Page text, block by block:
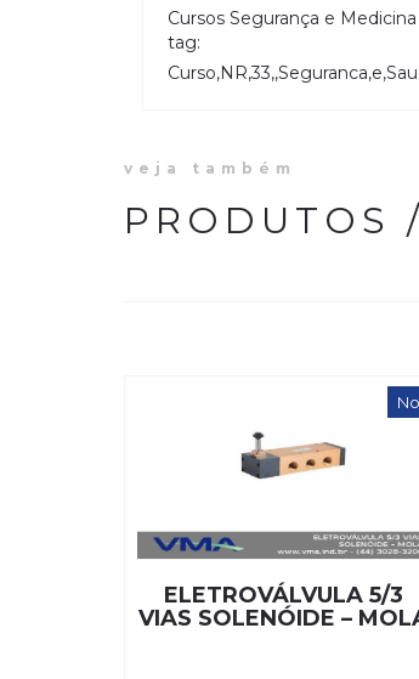
Cursos Segurança e
tag:
veja também
PRODUTOS
ELETROVÁLVULA 5/3
VIAS SOLENÓIDE –